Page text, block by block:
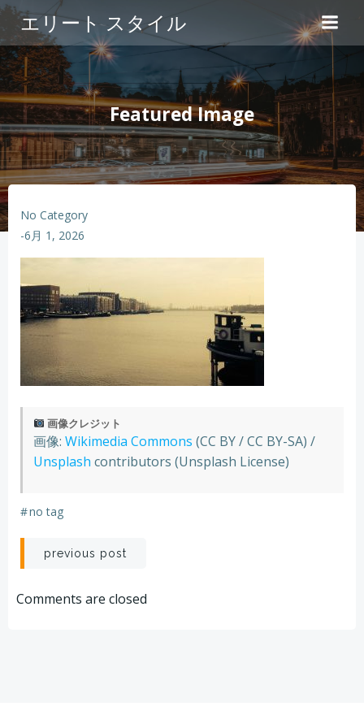
ン
テ
ン
ツ
へ
ス
キ
ッ
プ
エリート スタイル
Featured Image
No Category
-6月 1, 2026
画像クレジット
画像: Wikimedia Commons (CC BY / CC BY-SA) /
Unsplash contributors (Unsplash License)
#no tag
Post
navigation
previous post
Comments are closed